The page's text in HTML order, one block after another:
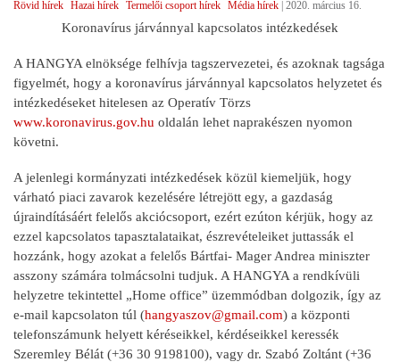
Rövid hírek Hazai hírek Termelői csoport hírek Média hírek 2020. március 16.
Koronavírus járvánnyal kapcsolatos intézkedések
A HANGYA elnöksége felhívja tagszervezetei, és azoknak tagsága
figyelmét, hogy a koronavírus járvánnyal kapcsolatos helyzetet és
intézkedéseket hitelesen az Operatív Törzs
www.koronavirus.gov.hu oldalán lehet naprakészen nyomon
követni.
A jelenlegi kormányzati intézkedések közül kiemeljük, hogy
várható piaci zavarok kezelésére létrejött egy, a gazdaság
újraindításáért felelős akciócsoport, ezért ezúton kérjük, hogy az
ezzel kapcsolatos tapasztalataikat, észrevételeiket juttassák el
hozzánk, hogy azokat a felelős Bártfai- Mager Andrea miniszter
asszony számára tolmácsolni tudjuk. A HANGYA a rendkívüli
helyzetre tekintettel „Home office” üzemmódban dolgozik, így az
e-mail kapcsolaton túl (hangyaszov@gmail.com) a központi
telefonszámunk helyett kéréseikkel, kérdéseikkel keressék
Szeremley Bélát (+36 30 9198100), vagy dr. Szabó Zoltánt (+36